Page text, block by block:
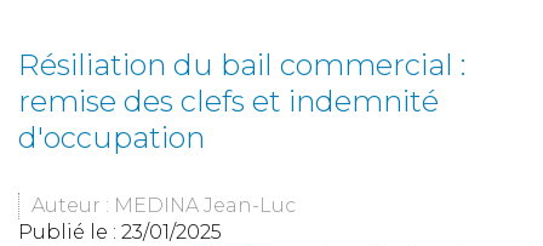
Résiliation du bail commercial :
remise des clefs et indemnité
d'occupation
Auteur : MEDINA Jean-Luc
Publié le : 23/01/2025